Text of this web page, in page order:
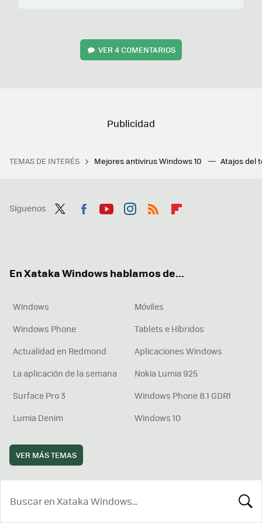
VER4 COMENTARIOS
TEMAS DE INTERÉS Mejores antivirus Windows 10 Atajos del
Síguenos
En Xataka Windows hablamos de...
Windows
Móviles
Windows Phone
Tablets e Híbridos
Actualidad en Redmond
Aplicaciones Windows
La aplicación de la semana
Nokia Lumia 925
Surface Pro 3
Windows Phone 8.1 GDR1
Lumia Denim
Windows 10
VER MÁS TEMAS